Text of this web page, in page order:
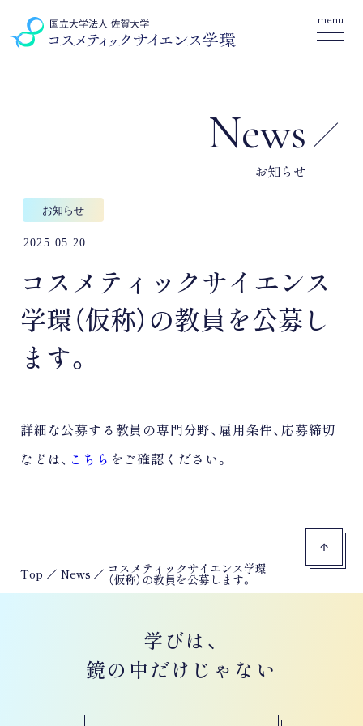
menu
News
お知らせ
お知らせ
2025.05.20
コスメティックサイエンス
学環（仮称）の教員を公募し
ます。
詳細な公募する教員の専門分野、雇用条件、応募締切
などは、 こちら をご確認ください。
Top News コスメティックサイエンス学環
（仮称）の教員を公募します。
学びは、
鏡の中だけじゃない